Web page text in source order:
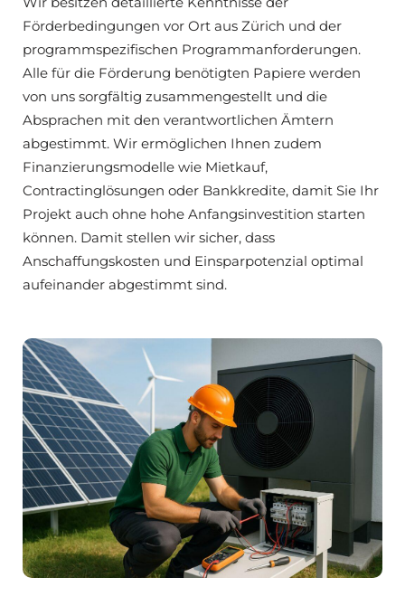
Förderbedingungen vor Ort aus Zürich und der
programmspezifischen Programmanforderungen.
Alle für die Förderung benötigten Papiere werden
von uns sorgfältig zusammengestellt und die
Absprachen mit den verantwortlichen Ämtern
abgestimmt. Wir ermöglichen Ihnen zudem
Finanzierungsmodelle wie Mietkauf,
Contractinglösungen oder Bankkredite, damit Sie Ihr
Projekt auch ohne hohe Anfangsinvestition starten
können. Damit stellen wir sicher, dass
Anschaffungskosten und Einsparpotenzial optimal
aufeinander abgestimmt sind.